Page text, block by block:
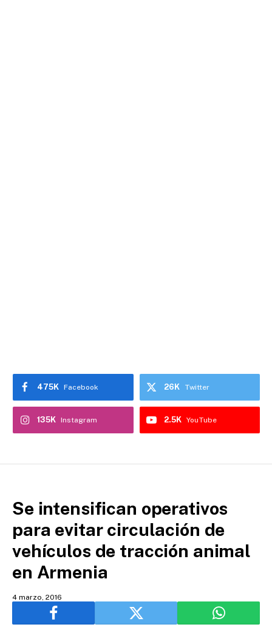
Facebook
475K Twitter
26K
Instagram
135K YouTube
2.5K
Se intensifican operativos
para evitar circulación de
vehículos de tracción animal
en Armenia
4 marzo, 2016